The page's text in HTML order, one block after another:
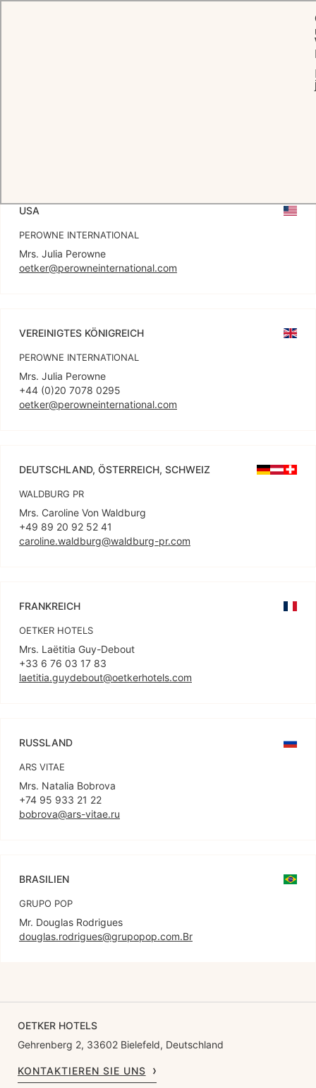
USA
PEROWNE INTERNATIONAL
oetker@perowneinternational.com
VEREINIGTES KÖNIGREICH
PEROWNE INTERNATIONAL
Mrs. Julia Perowne
oetker@perowneinternational.com
DEUTSCHLAND, ÖSTERREICH, SCHWEIZ
WALDBURG PR
Mrs. Caroline Von Waldburg
caroline.waldburg@waldburg-pr.com
FRANKREICH
OETKER HOTELS
Mrs. Laëtitia Guy-Debout
laetitia.guydebout@oetkerhotels.com
RUSSLAND
ARS VITAE
Mrs. Natalia Bobrova
bobrova@ars-vitae.ru
BRASILIEN
GRUPO POP
douglas.rodrigues@grupopop.com.Br
OETKER HOTELS
Gehrenberg 2, 33602 Bielefeld, Deutschland
KONTAKTIEREN SIE UNS